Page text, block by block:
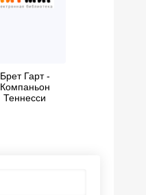
Брет Гарт -
Компаньон
Теннесси